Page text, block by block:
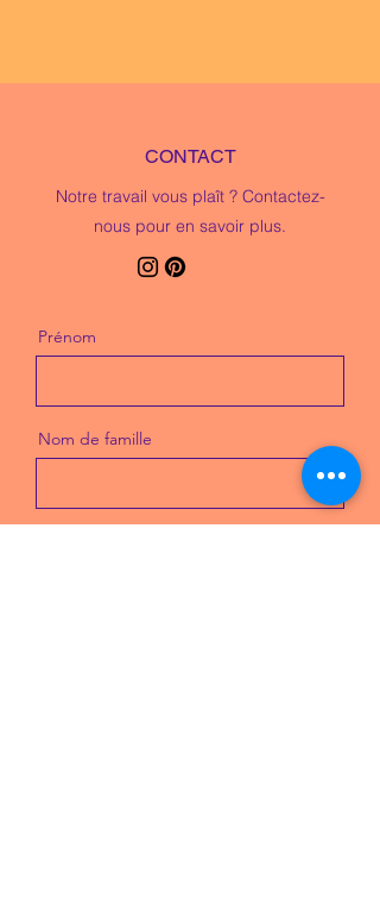
CONTACT
Notre travail vous plaît ? Contactez-
nous pour en savoir plus.
Prénom
Nom de famille